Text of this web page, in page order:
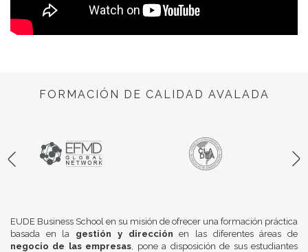
FORMACIÓN DE CALIDAD AVALADA
EUDE Business School en su misión de ofrecer una formación práctica
basada en la gestión y dirección en las diferentes áreas de
negocio de las empresas , pone a disposición de sus estudiantes